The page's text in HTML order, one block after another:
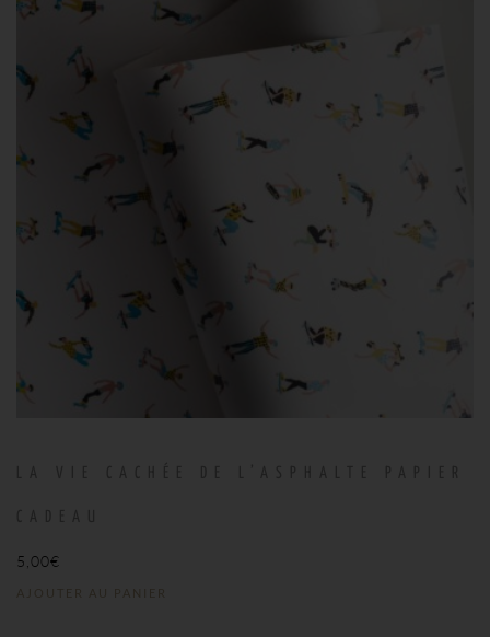
5,00€
AJOUTER AU PANIER